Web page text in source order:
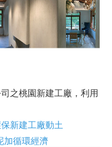
之桃園新建工廠，利用
新建工廠動土
加循環經濟